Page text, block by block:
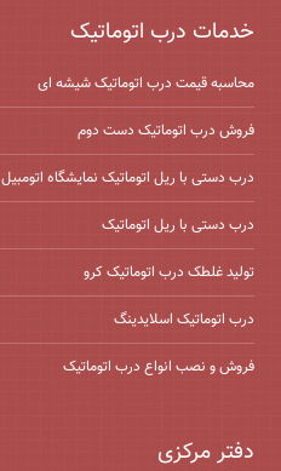
خدمات درب اتوماتیک
محاسبه قیمت درب اتوماتیک شیشه ‌ای
فروش درب اتوماتیک دست دوم
درب دستی با ریل اتوماتیک نمایشگاه اتومبیل
درب دستی با ریل اتوماتیک
تولید غلطک درب اتوماتیک کرو
درب اتوماتیک اسلایدینگ
فروش و نصب انواع درب اتوماتیک
دفتر مرکزی